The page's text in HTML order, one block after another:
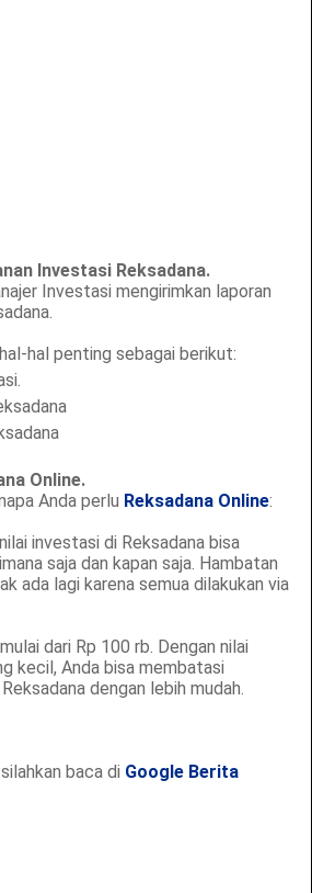
Investasi Reksadana.
Investasi mengirimkan laporan
hal penting sebagai berikut:
Online.
Anda perlu Reksadana Online:
investasi di Reksadana bisa
saja dan kapan saja. Hambatan
ada lagi karena semua dilakukan via
dari Rp 100 rb. Dengan nilai
kecil, Anda bisa membatasi
dengan lebih mudah.
baca di Google Berita